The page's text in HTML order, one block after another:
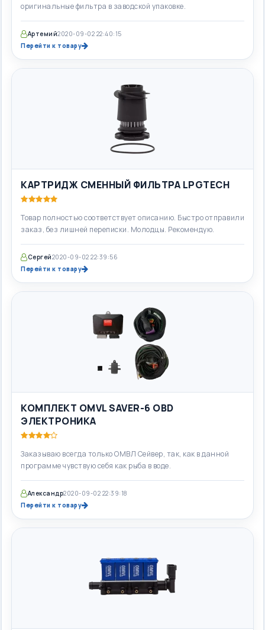
оригинальные фильтра в заводской упаковке.
Артемий2020-09-02 22:40:15
Перейти к товару
КАРТРИДЖ СМЕННЫЙ ФИЛЬТРА LPGTECH
Товар полностью соответствует описанию. Быстро отправили
заказ, без лишней переписки. Молодцы. Рекомендую.
Сергей2020-09-02 22:39:56
Перейти к товару
КОМПЛЕКТ OMVL SAVER-6 OBD
ЭЛЕКТРОНИКА
Заказываю всегда только ОМВЛ Сейвер, так, как в данной
программе чувствую себя как рыба в воде.
Александр2020-09-02 22:39:18
Перейти к товару